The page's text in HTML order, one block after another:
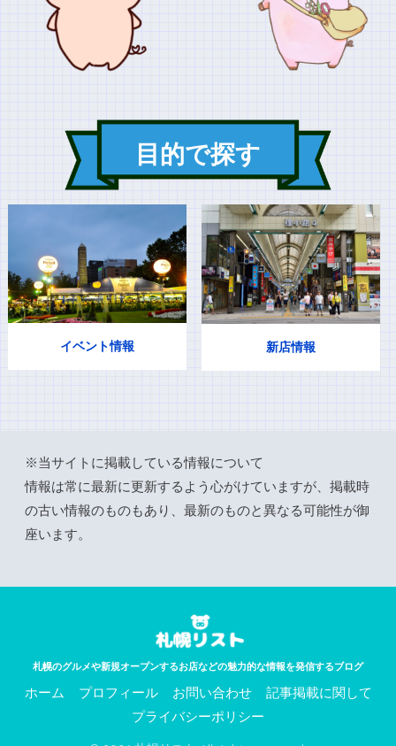
目的で探す
イベント情報 新店情報
※当サイトに掲載している情報について
情報は常に最新に更新するよう心がけていますが、掲載時
の古い情報のものもあり、最新のものと異なる可能性が御
座います。
札幌のグルメや新規オープンするお店などの魅力的な情報を発信するブログ
ホーム プロフィール お問い合わせ
記事掲載に関して
プライバシーポリシー